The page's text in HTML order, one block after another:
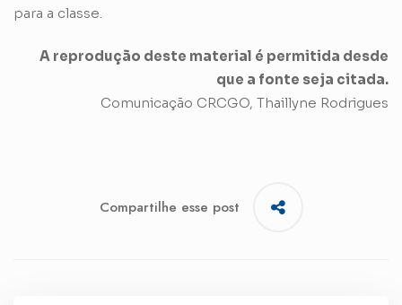
para a classe.
A reprodução deste material é permitida desde
que a fonte seja citada.
Comunicação CRCGO, Thaillyne Rodrigues
Compartilhe esse post